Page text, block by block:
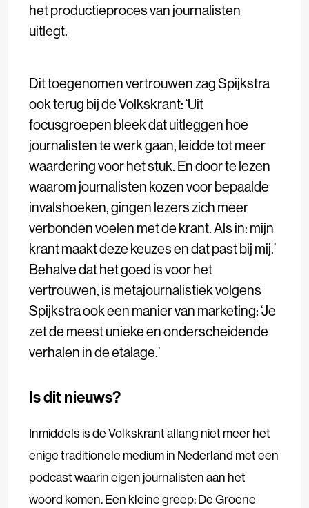
het productieproces van journalisten
uitlegt.
Dit toegenomen vertrouwen zag Spijkstra
ook terug bij de Volkskrant: ‘Uit
focusgroepen bleek dat uitleggen hoe
journalisten te werk gaan, leidde tot meer
waardering voor het stuk. En door te lezen
waarom journalisten kozen voor bepaalde
invalshoeken, gingen lezers zich meer
verbonden voelen met de krant. Als in: mijn
krant maakt deze keuzes en dat past bij mij.’
Behalve dat het goed is voor het
vertrouwen, is metajournalistiek volgens
Spijkstra ook een manier van marketing: ‘Je
zet de meest unieke en onderscheidende
verhalen in de etalage.’
Is dit nieuws?
Inmiddels is de Volkskrant allang niet meer het
enige traditionele medium in Nederland met een
podcast waarin eigen journalisten aan het
woord komen. Een kleine greep: De Groene